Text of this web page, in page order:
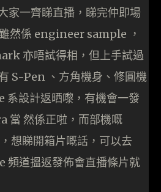
家一齊睇直播，睇完仲即場
然係 engineer sample ，
亦唔試得相，但上手試過
S-Pen 、方角機身、修圓機
系設計返晒嚟，有機會一發
當 然係正啦，而部機嘅
想睇開箱片嘅話，可以去
頻道搵返發佈會直播條片就